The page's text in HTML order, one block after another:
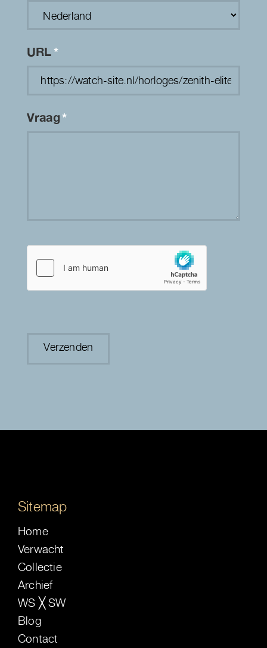
URL*
Vraag*
Sitemap
Home
Verwacht
Collectie
Archief
WS ╳ SW
Blog
Contact